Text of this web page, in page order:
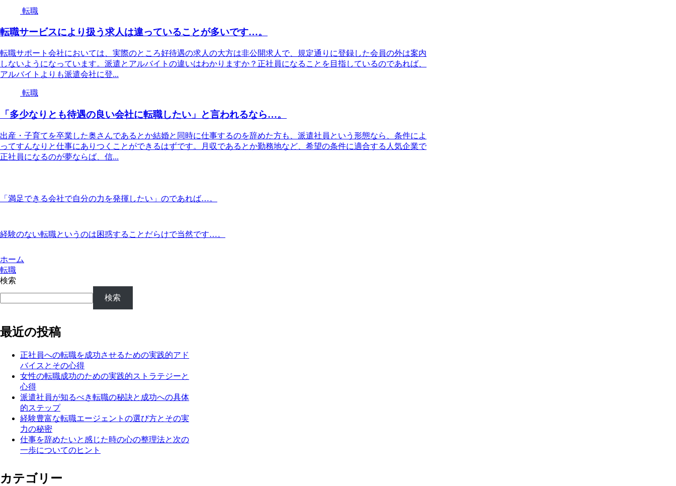
転職
転職サービスにより扱う求人は違っていることが多いです…。
転職サポート会社においては、実際のところ好待遇の求人の大方は非公開求人で、規定通りに登録した会員の外は案内
しないようになっています。派遣とアルバイトの違いはわかりますか？正社員になることを目指しているのであれば、
アルバイトよりも派遣会社に登...
転職
「多少なりとも待遇の良い会社に転職したい」と言われるなら…。
出産・子育てを卒業した奥さんであるとか結婚と同時に仕事するのを辞めた方も、派遣社員という形態なら、条件によ
ってすんなりと仕事にありつくことができるはずです。月収であるとか勤務地など、希望の条件に適合する人気企業で
正社員になるのが夢ならば、信...
「満足できる会社で自分の力を発揮したい」のであれば…。
経験のない転職というのは困惑することだらけで当然です…。
ホーム
転職
検索
検索
最近の投稿
正社員への転職を成功させるための実践的アド
バイスとその心得
女性の転職成功のための実践的ストラテジーと
心得
派遣社員が知るべき転職の秘訣と成功への具体
的ステップ
経験豊富な転職エージェントの選び方とその実
力の秘密
仕事を辞めたいと感じた時の心の整理法と次の
一歩についてのヒント
カテゴリー